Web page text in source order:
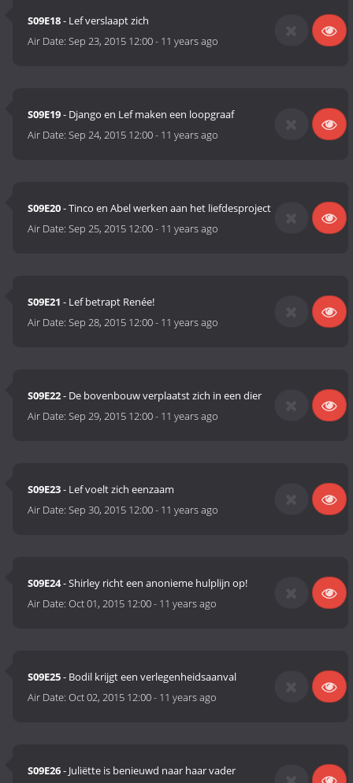
S09E18- Lef verslaapt zich
Air Date:Sep 23, 2015 12:00- 11 years ago
S09E19- Django en Lef maken een loopgraaf
Air Date:Sep 24, 2015 12:00- 11 years ago
S09E20- Tinco en Abel werken aan het liefdesproject
Air Date:Sep 25, 2015 12:00- 11 years ago
S09E21 - Lef betrapt Renée!
Air Date:Sep 28, 2015 12:00- 11 years ago
S09E22- De bovenbouw verplaatst zich in een dier
Air Date:Sep 29, 2015 12:00- 11 years ago
S09E23- Lef voelt zich eenzaam
Air Date:Sep 30, 2015 12:00- 11 years ago
S09E24- Shirley richt een anonieme hulplijn op!
Air Date:Oct 01, 2015 12:00- 11 years ago
S09E25- Bodil krijgt een verlegenheidsaanval
Air Date:Oct 02, 2015 12:00- 11 years ago
S09E26- Juliëtte is benieuwd naar haar vader